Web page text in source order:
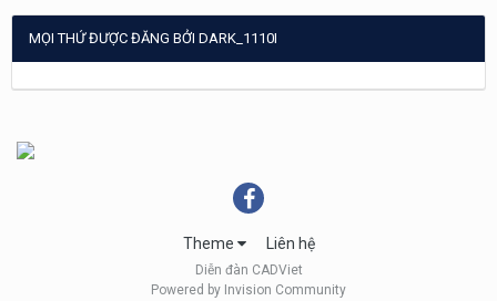
MỌI THỨ ĐƯỢC ĐĂNG BỞI DARK_1110I
Theme Liên hệ
Diễn đàn CADViet
Powered by Invision Community